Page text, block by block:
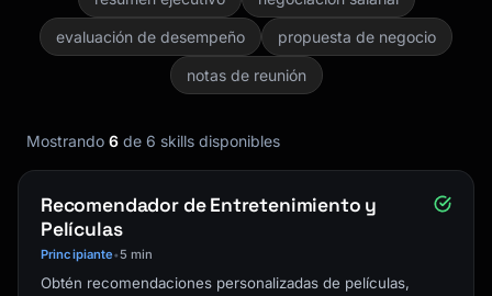
evaluación de desempeño propuesta de negocio
notas de reunión
Mostrando 6 de 6 skills disponibles
Recomendador de Entretenimiento y
Películas
Principiante•5 min
Obtén recomendaciones personalizadas de películas,